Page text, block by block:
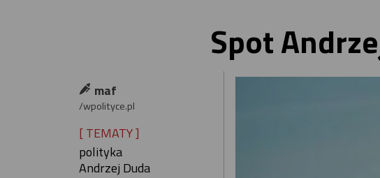
Spot
maf
/wpolityce.pl
[ TEMATY ]
polityka
Andrzej Duda